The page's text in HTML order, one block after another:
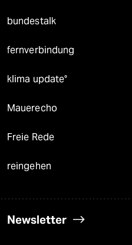
bundestalk
fernverbindung
klima update°
Mauerecho
Freie Rede
reingehen
Newsletter